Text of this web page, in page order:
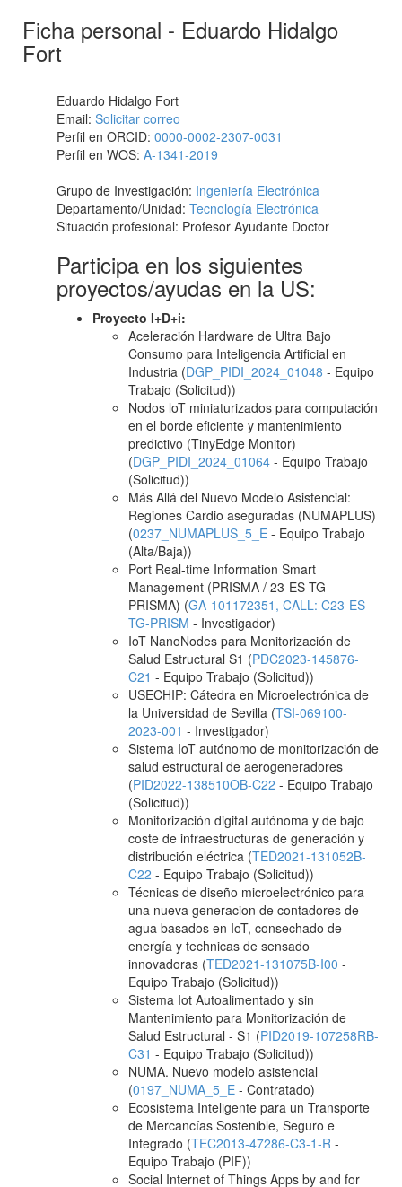
Ficha personal - Eduardo Hidalgo
Fort
Eduardo Hidalgo Fort
Email: Solicitar correo
Perfil en ORCID: 0000-0002-2307-0031
Perfil en WOS: A-1341-2019
Grupo de Investigación: Ingeniería Electrónica
Departamento/Unidad: Tecnología Electrónica
Situación profesional: Profesor Ayudante Doctor
Participa en los siguientes
proyectos/ayudas en la US:
Proyecto I+D+i:
Aceleración Hardware de Ultra Bajo
Consumo para Inteligencia Artificial en
Industria (DGP_PIDI_2024_01048 - Equipo
Trabajo (Solicitud))
Nodos loT miniaturizados para computación
en el borde eficiente y mantenimiento
predictivo (TinyEdge Monitor)
(DGP_PIDI_2024_01064- Equipo Trabajo
(Solicitud))
Más Allá del Nuevo Modelo Asistencial:
Regiones Cardio aseguradas (NUMAPLUS)
(0237_NUMAPLUS_5_E- Equipo Trabajo
(Alta/Baja))
Port Real-time Information Smart
Management (PRISMA / 23-ES-TG-
PRISMA) (GA-101172351, CALL: C23-ES-
TG-PRISM - Investigador)
IoT NanoNodes para Monitorización de
Salud Estructural S1 (PDC2023-145876-
C21 - Equipo Trabajo (Solicitud))
USECHIP: Cátedra en Microelectrónica de
la Universidad de Sevilla (TSI-069100-
2023-001 - Investigador)
Sistema IoT autónomo de monitorización de
salud estructural de aerogeneradores
(PID2022-138510OB-C22 - Equipo Trabajo
(Solicitud))
Monitorización digital autónoma y de bajo
coste de infraestructuras de generación y
distribución eléctrica (TED2021-131052B-
C22 - Equipo Trabajo (Solicitud))
Técnicas de diseño microelectrónico para
una nueva generacion de contadores de
agua basados en IoT, consechado de
energía y technicas de sensado
innovadoras (TED2021-131075B-I00 -
Equipo Trabajo (Solicitud))
Sistema Iot Autoalimentado y sin
Mantenimiento para Monitorización de
Salud Estructural - S1 (PID2019-107258RB-
C31 - Equipo Trabajo (Solicitud))
NUMA. Nuevo modelo asistencial
(0197_NUMA_5_E- Contratado)
Ecosistema Inteligente para un Transporte
de Mercancías Sostenible, Seguro e
Integrado (TEC2013-47286-C3-1-R-
Equipo Trabajo (PIF))
Social Internet of Things Apps by and for